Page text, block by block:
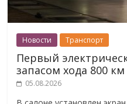
Новости Транспорт
Первый
запасом хода 800 км
05.08.2026